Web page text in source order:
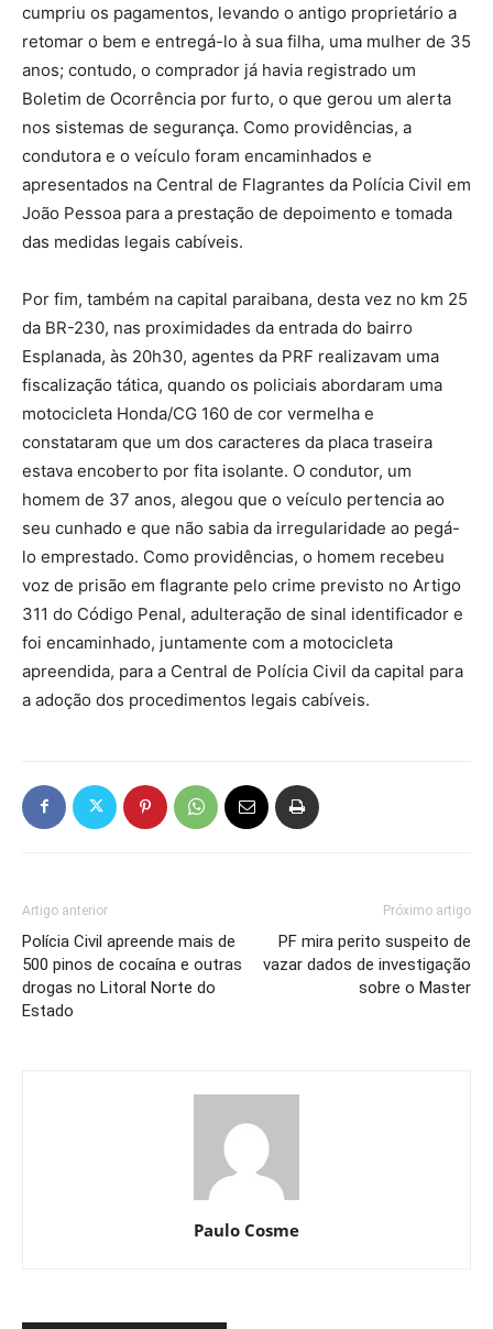
cumpriu os pagamentos, levando o antigo proprietário a
retomar o bem e entregá-lo à sua filha, uma mulher de 35
anos; contudo, o comprador já havia registrado um
Boletim de Ocorrência por furto, o que gerou um alerta
nos sistemas de segurança. Como providências, a
condutora e o veículo foram encaminhados e
apresentados na Central de Flagrantes da Polícia Civil em
João Pessoa para a prestação de depoimento e tomada
das medidas legais cabíveis.
Por fim, também na capital paraibana, desta vez no km 25
da BR-230, nas proximidades da entrada do bairro
Esplanada, às 20h30, agentes da PRF realizavam uma
fiscalização tática, quando os policiais abordaram uma
motocicleta Honda/CG 160 de cor vermelha e
constataram que um dos caracteres da placa traseira
estava encoberto por fita isolante. O condutor, um
homem de 37 anos, alegou que o veículo pertencia ao
seu cunhado e que não sabia da irregularidade ao pegá-
lo emprestado. Como providências, o homem recebeu
voz de prisão em flagrante pelo crime previsto no Artigo
311 do Código Penal, adulteração de sinal identificador e
foi encaminhado, juntamente com a motocicleta
apreendida, para a Central de Polícia Civil da capital para
a adoção dos procedimentos legais cabíveis.
Artigo anterior
Polícia Civil apreende mais de
500 pinos de cocaína e outras
drogas no Litoral Norte do
Estado
Próximo artigo
PF mira perito suspeito de
vazar dados de investigação
sobre o Master
Paulo Cosme